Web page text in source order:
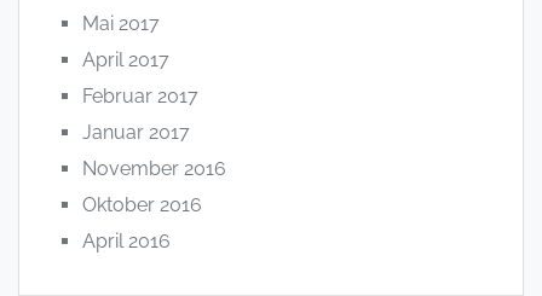
Mai 2017
April 2017
Februar 2017
Januar 2017
November 2016
Oktober 2016
April 2016